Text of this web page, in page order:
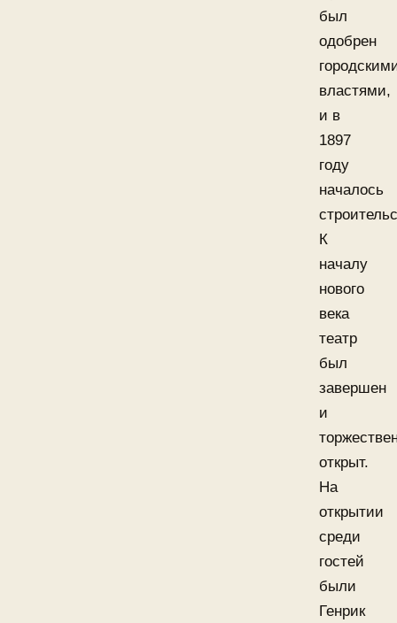
был
одобрен
властями,
и в
1897
году
началось
К
началу
нового
века
театр
был
завершен
и
открыт.
На
открытии
среди
гостей
были
Генрик